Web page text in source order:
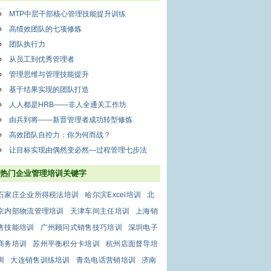
MTP中层干部核心管理技能提升训练
高绩效团队的七项修炼
团队执行力
从员工到优秀管理者
管理思维与管理技能提升
基于结果实现的团队打造
人人都是HRB——非人全通关工作坊
由兵到将——新晋管理者成功转型修炼
高效团队自控力：你为何而战？
让目标实现由偶然变必然—过程管理七步法
热门企业管理培训关键字
家庄企业所得税法培训 哈尔滨Excel培训
北
内部物流管理培训
天津车间主任培训
上海销
技能培训
广州顾问式销售技巧培训
深圳电子
务培训
苏州平衡积分卡培训
杭州店面督导培
大连销售训练培训 青岛电话营销培训 济南